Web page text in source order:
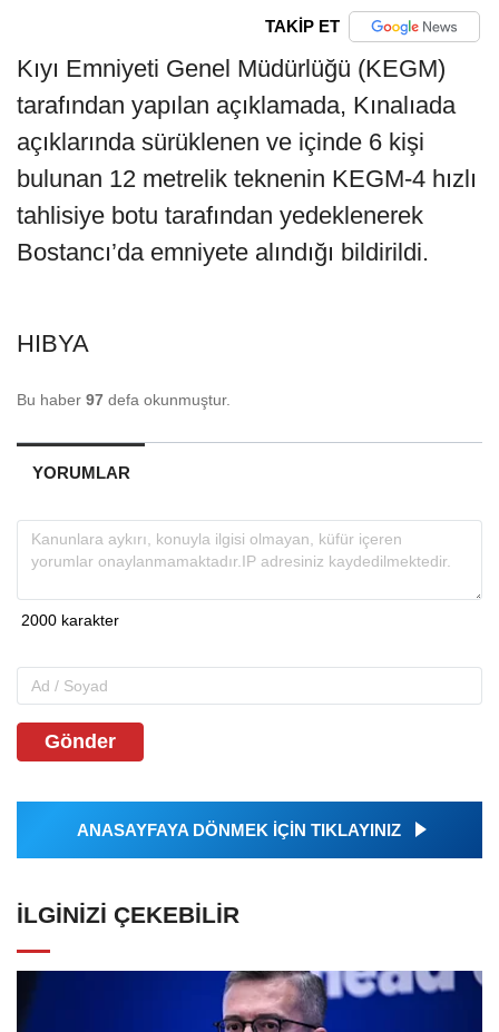
TAKİP ET
Kıyı Emniyeti Genel Müdürlüğü (KEGM)
tarafından yapılan açıklamada, Kınalıada
açıklarında sürüklenen ve içinde 6 kişi
bulunan 12 metrelik teknenin KEGM-4 hızlı
tahlisiye botu tarafından yedeklenerek
Bostancı’da emniyete alındığı bildirildi.
HIBYA
Bu haber 97 defa okunmuştur.
YORUMLAR
Gönder
ANASAYFAYA DÖNMEK İÇİN TIKLAYINIZ
İLGINIZI ÇEKEBILIR